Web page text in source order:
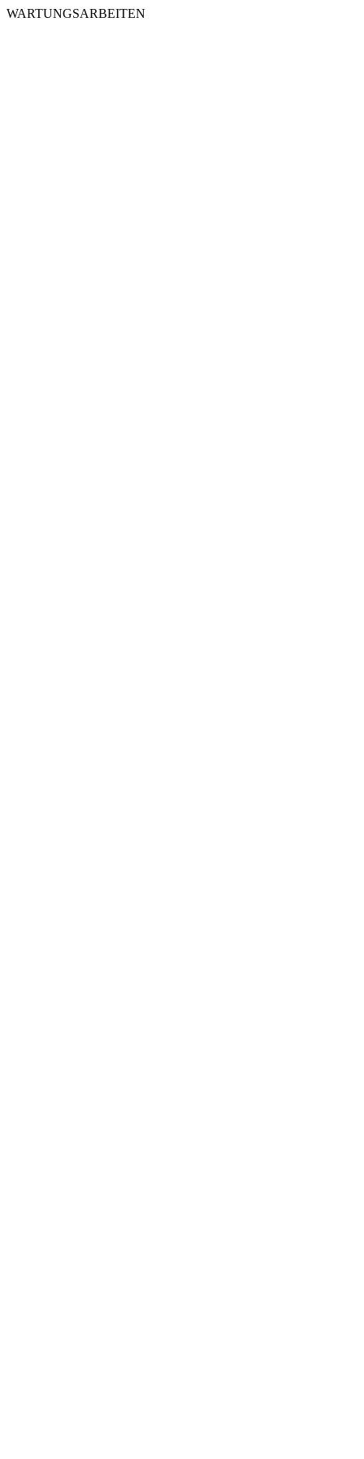
WARTUNGSARBEITEN